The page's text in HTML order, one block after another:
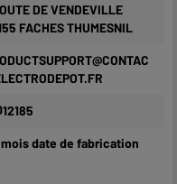
DE VENDEVILLE
FACHES THUMESNIL
date de fabrication